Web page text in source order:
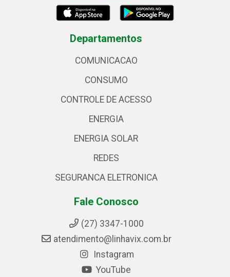
Departamentos
COMUNICACAO
CONSUMO
CONTROLE DE ACESSO
ENERGIA
ENERGIA SOLAR
REDES
SEGURANCA ELETRONICA
Fale Conosco
(27) 3347-1000
atendimento@linhavix.com.br
Instagram
YouTube